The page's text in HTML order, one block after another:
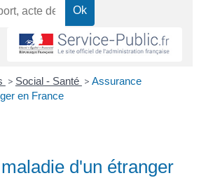
> Social - Santé > Assurance
en France
d'un étranger